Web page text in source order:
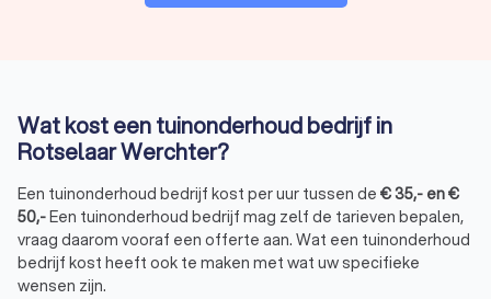
Wat kost een tuinonderhoud bedrijf in
Rotselaar Werchter?
Een tuinonderhoud bedrijf kost per uur tussen de €35,- en€
50,-Een tuinonderhoud bedrijf mag zelf de tarieven bepalen,
vraag daarom vooraf een offerte aan. Wat een tuinonderhoud
bedrijf kost heeft ook te maken met wat uw specifieke
wensen zijn.